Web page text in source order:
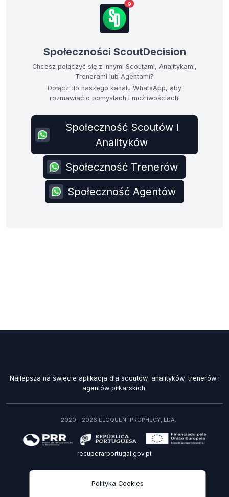
9
Społeczności ScoutDecision
Chcesz połączyć się z innymi Scoutami, Analitykami,
Trenerami lub Agentami?
Dołącz do naszego kanału WhatsApp, aby
rozmawiać o pomysłach i możliwościach!
Społeczność Scoutów i
Analityków
Społeczność Trenerów
Społeczność Agentów
Polityka Cookies
Najlepsza na świecie aplikacja dla scoutów, analityków, trenerów i
agentów piłkarskich.
2020 - 2026 ELOQUENTPROPHECY, LDA.
recuperarportugal.gov.pt